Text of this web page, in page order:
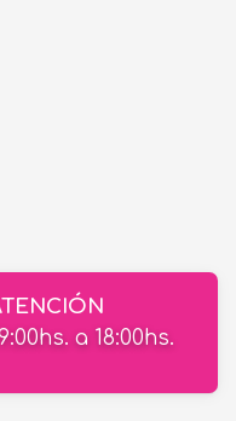
a 18:00hs.